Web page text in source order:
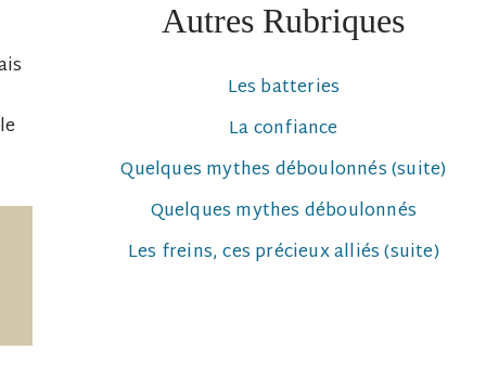
Autres Rubriques
Les batteries
La confiance
Quelques mythes déboulonnés (suite)
Quelques mythes déboulonnés
Les freins, ces précieux alliés (suite)